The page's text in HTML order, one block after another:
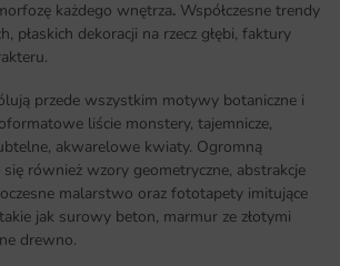
każdego wnętrza. Współczesne trendy
płaskich dekoracji na rzecz głębi, faktury
przede wszystkim motywy botaniczne i
liście monstery, tajemnicze,
akwarelowe kwiaty. Ogromną
się również wzory geometryczne, abstrakcje
malarstwo oraz fototapety imitujące
jak surowy beton, marmur ze złotymi
drewno.